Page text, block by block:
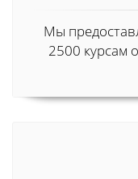
Мы
2500 курсам